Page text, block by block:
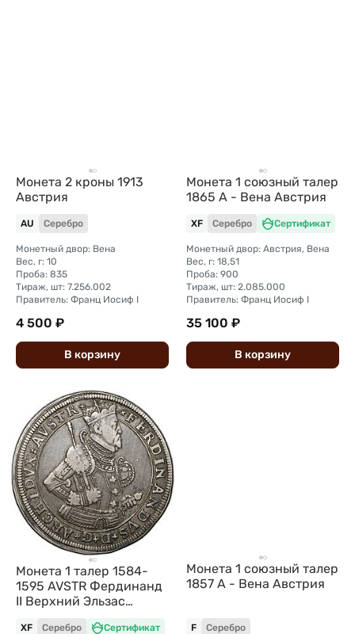
Монета 2 кроны 1913
Австрия
AU Серебро
Монетный двор: Вена
Вес, г: 10
Проба: 835
Тираж, шт: 7.256.002
Правитель: Франц Иосиф I
4 500 ₽
В корзину
Монета 1 союзный талер
1865 A - Вена Австрия
XF Серебро Сертификат
Монетный двор: Австрия, Вена
Вес, г: 18,51
Проба: 900
Тираж, шт: 2.085.000
Правитель: Франц Иосиф I
35 100 ₽
В корзину
Монета 1 талер 1584-
1595 AVSTR Фердинанд
II Верхний Эльзас
Австрия
XF Серебро Сертификат
Монета 1 союзный талер
1857 A - Вена Австрия
F Серебро